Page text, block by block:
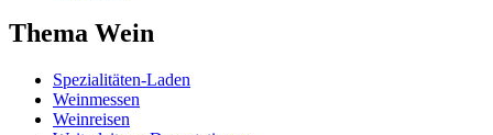
Thema Wein
Spezialitäten-Laden
Weinmessen
Weinreisen